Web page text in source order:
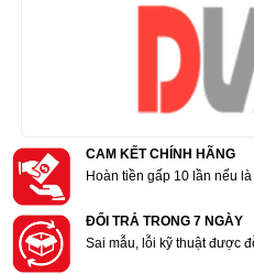
CAM KẾT CHÍNH HÃNG
Hoàn tiền gấp 10 lần nếu
ĐỔI TRẢ TRONG 7 NGÀY
Sai mẫu, lỗi kỹ thuật được